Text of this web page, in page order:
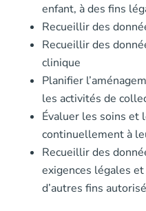
enfant, à des fins
Recueillir des
Recueillir des
clinique
Planifier
les activités de
Évaluer les soins
continuellement à
Recueillir des
exigences légales
d’autres fins